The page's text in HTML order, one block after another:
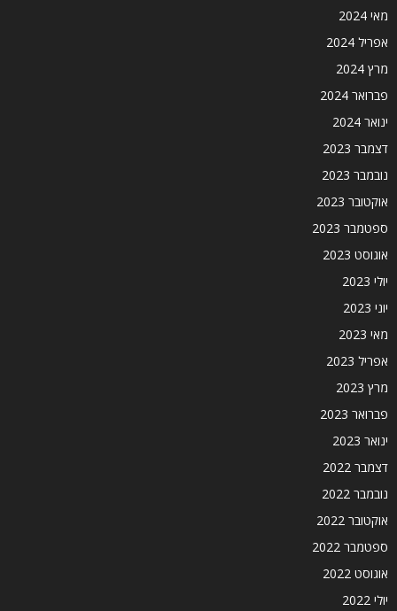
מאי 2024
אפריל 2024
מרץ 2024
פברואר 2024
ינואר 2024
דצמבר 2023
נובמבר 2023
אוקטובר 2023
ספטמבר 2023
אוגוסט 2023
יולי 2023
יוני 2023
מאי 2023
אפריל 2023
מרץ 2023
פברואר 2023
ינואר 2023
דצמבר 2022
נובמבר 2022
אוקטובר 2022
ספטמבר 2022
אוגוסט 2022
יולי 2022